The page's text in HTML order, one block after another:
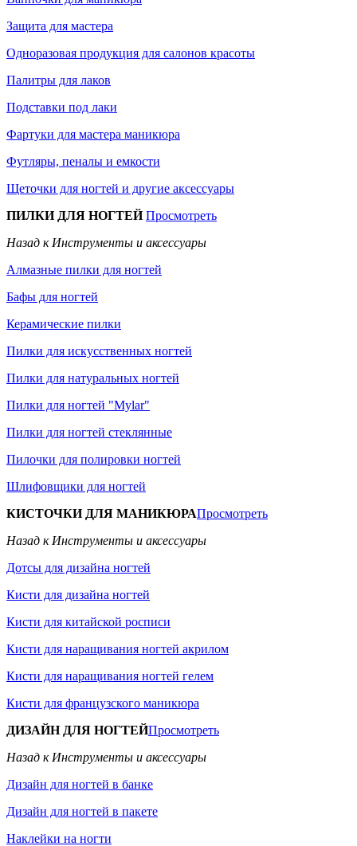
Защита для мастера
Одноразовая продукция для салонов красоты
Палитры для лаков
Подставки под лаки
Фартуки для мастера маникюра
Футляры, пеналы и емкости
Щеточки для ногтей и другие аксессуары
ПИЛКИ ДЛЯ НОГТЕЙПросмотреть
Назад к Инструменты и аксессуары
Алмазные пилки для ногтей
Бафы для ногтей
Керамические пилки
Пилки для искусственных ногтей
Пилки для натуральных ногтей
Пилки для ногтей "Mylar"
Пилки для ногтей стеклянные
Пилочки для полировки ногтей
Шлифовщики для ногтей
КИСТОЧКИ ДЛЯ МАНИКЮРАПросмотреть
Назад к Инструменты и аксессуары
Дотсы для дизайна ногтей
Кисти для дизайна ногтей
Кисти для китайской росписи
Кисти для наращивания ногтей акрилом
Кисти для наращивания ногтей гелем
Кисти для французского маникюра
ДИЗАЙН ДЛЯ НОГТЕЙПросмотреть
Назад к Инструменты и аксессуары
Дизайн для ногтей в банке
Дизайн для ногтей в пакете
Наклейки на ногти